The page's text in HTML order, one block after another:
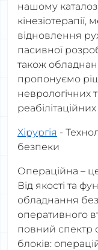
нашому
відновлення
пасивної
також
пропонуємо
неврологічних
Хірургія -
безпеки
Операційна –
Від якості та
обладнання
оперативного
повний спектр
блоків: